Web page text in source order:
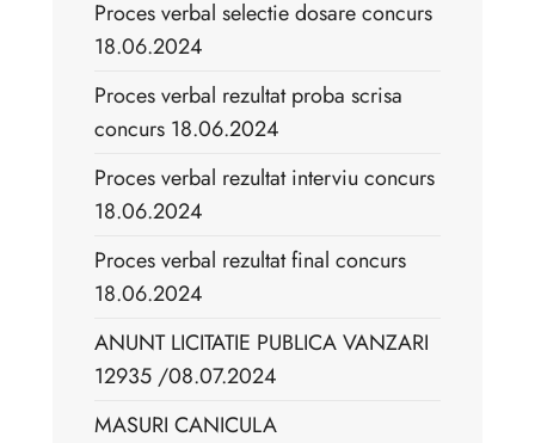
Proces verbal selectie dosare concurs
18.06.2024
Proces verbal rezultat proba scrisa
concurs 18.06.2024
Proces verbal rezultat interviu concurs
18.06.2024
Proces verbal rezultat final concurs
18.06.2024
ANUNT LICITATIE PUBLICA VANZARI
12935 /08.07.2024
MASURI CANICULA